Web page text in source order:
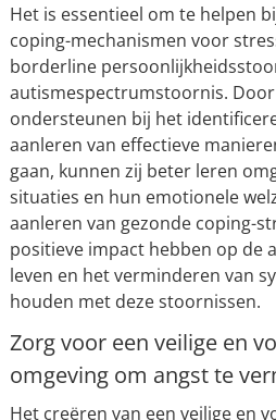
Het is essentieel om te helpen
coping-mechanismen voor
borderline
autismespectrumstoornis.
ondersteunen bij het
aanleren van effectieve
gaan, kunnen zij beter leren
situaties en hun emotionele
aanleren van gezonde coping-
positieve impact hebben op de
leven en het verminderen van
houden met deze stoornissen.
Zorg voor een veilige en
omgeving om angst te
Het creëren van een veilige en